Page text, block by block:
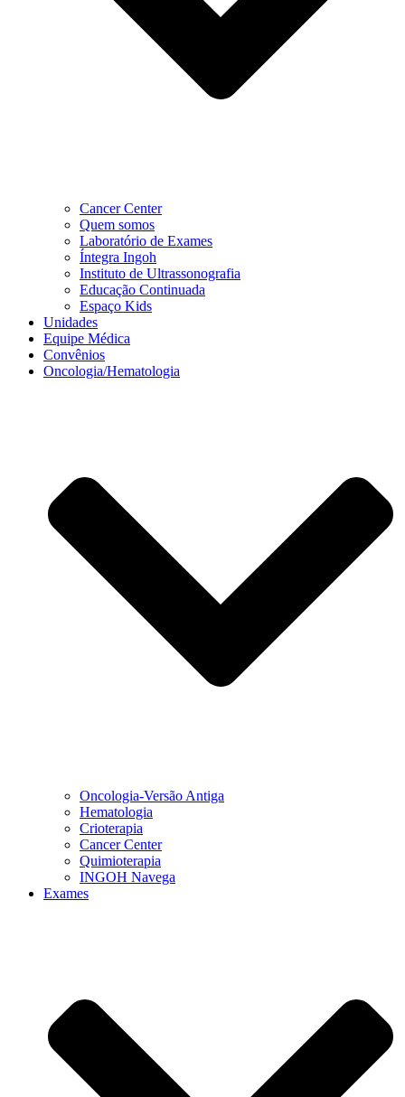
Cancer Center
Quem somos
Laboratório de Exames
Íntegra Ingoh
Instituto de Ultrassonografia
Educação Continuada
Espaço Kids
Unidades
Equipe Médica
Convênios
Oncologia/Hematologia
Oncologia-Versão Antiga
Hematologia
Crioterapia
Cancer Center
Quimioterapia
INGOH Navega
Exames